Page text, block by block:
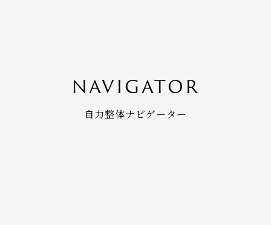
NAVIGATOR
自力整体ナビゲーター